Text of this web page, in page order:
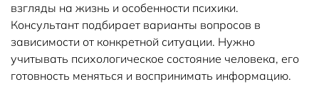
взгляды на жизнь и особенности психики.
Консультант подбирает варианты вопросов в
зависимости от конкретной ситуации. Нужно
учитывать психологическое состояние человека, его
готовность меняться и воспринимать информацию.